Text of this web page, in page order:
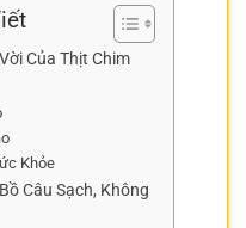
Của Thịt Chim
Khỏe
Câu Sạch, Không